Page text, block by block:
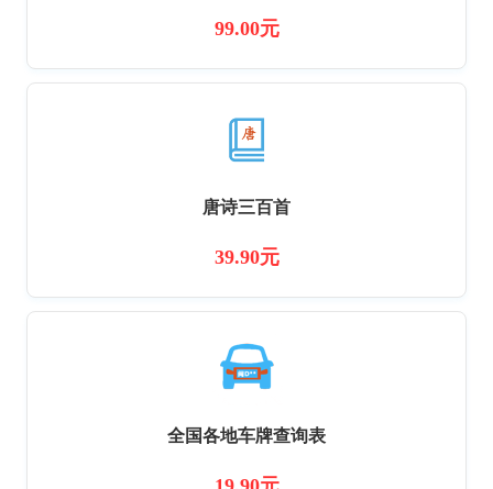
99.00元
唐诗三百首
39.90元
全国各地车牌查询表